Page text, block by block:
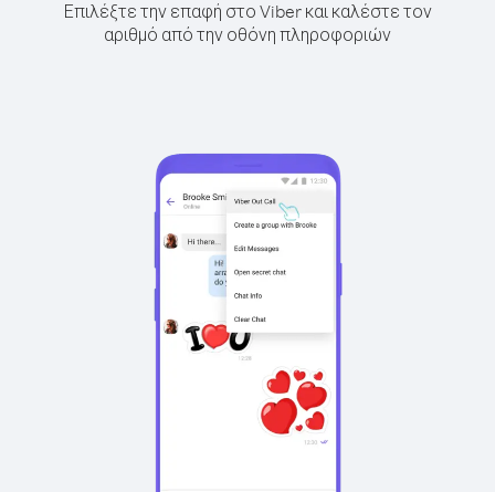
Επιλέξτε την επαφή στο Viber και καλέστε τον
αριθμό από την οθόνη πληροφοριών